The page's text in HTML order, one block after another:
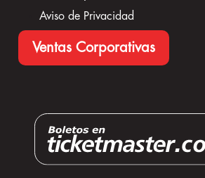
Aviso de Privacidad
Ventas Corporativas